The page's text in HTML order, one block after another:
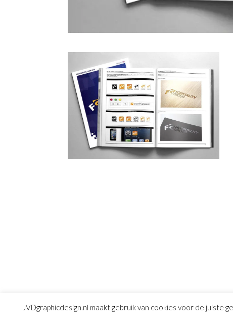
Algemene
JVDgraphicdesign.nl maakt gebruik van cookies voor de